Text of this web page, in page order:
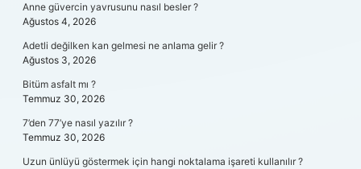
Anne güvercin yavrusunu nasıl besler ?
Ağustos 4, 2026
Adetli değilken kan gelmesi ne anlama gelir ?
Ağustos 3, 2026
Bitüm asfalt mı ?
Temmuz 30, 2026
7’den 77’ye nasıl yazılır ?
Temmuz 30, 2026
Uzun ünlüyü göstermek için hangi noktalama işareti kullanılır ?